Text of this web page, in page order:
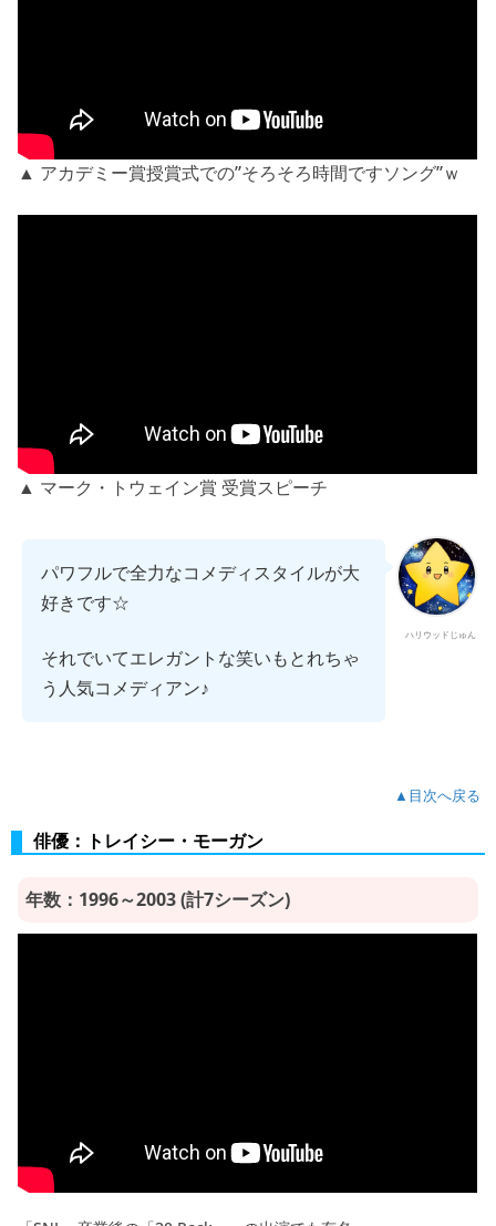
▲ アカデミー賞授賞式での”そろそろ時間ですソング”ｗ
▲ マーク・トウェイン賞 受賞スピーチ
ハリウッドじゅん
パワフルで全力なコメディスタイルが大
好きです☆
それでいてエレガントな笑いもとれちゃ
う人気コメディアン♪
▲目次へ戻る
俳優：トレイシー・モーガン
年数：1996～2003 (計7シーズン)